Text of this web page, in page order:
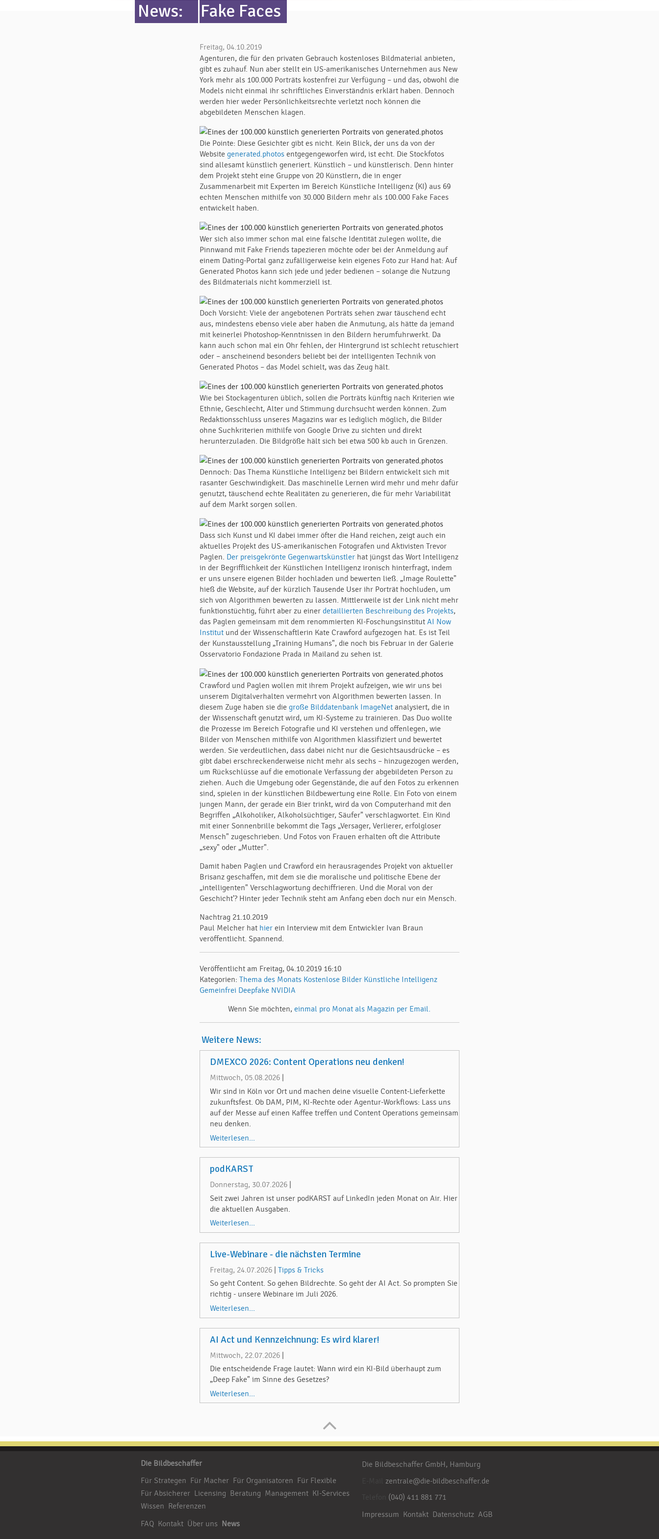
News: Fake Faces
Freitag, 04.10.2019
Agenturen, die für den privaten Gebrauch kostenloses Bildmaterial anbieten,
gibt es zuhauf. Nun aber stellt ein US-amerikanisches Unternehmen aus New
York mehr als 100.000 Porträts kostenfrei zur Verfügung – und das, obwohl die
Models nicht einmal ihr schriftliches Einverständnis erklärt haben. Dennoch
werden hier weder Persönlichkeitsrechte verletzt noch können die
abgebildeten Menschen klagen.
Die Pointe: Diese Gesichter gibt es nicht. Kein Blick, der uns da von der
Websitegenerated.photos entgegengeworfen wird, ist echt. Die Stockfotos
sind allesamt künstlich generiert. Künstlich – und künstlerisch. Denn hinter
dem Projekt steht eine Gruppe von 20 Künstlern, die in enger
Zusammenarbeit mit Experten im Bereich Künstliche Intelligenz (KI) aus 69
echten Menschen mithilfe von 30.000 Bildern mehr als 100.000 Fake Faces
entwickelt haben.
Wer sich also immer schon mal eine falsche Identität zulegen wollte, die
Pinnwand mit Fake Friends tapezieren möchte oder bei der Anmeldung auf
einem Dating-Portal ganz zufälligerweise kein eigenes Foto zur Hand hat: Auf
Generated Photos kann sich jede und jeder bedienen – solange die Nutzung
des Bildmaterials nicht kommerziell ist.
Doch Vorsicht: Viele der angebotenen Porträts sehen zwar täuschend echt
aus, mindestens ebenso viele aber haben die Anmutung, als hätte da jemand
mit keinerlei Photoshop-Kenntnissen in den Bildern herumfuhrwerkt. Da
kann auch schon mal ein Ohr fehlen, der Hintergrund ist schlecht retuschiert
oder – anscheinend besonders beliebt bei der intelligenten Technik von
Generated Photos – das Model schielt, was das Zeug hält.
Wie bei Stockagenturen üblich, sollen die Porträts künftig nach Kriterien wie
Ethnie, Geschlecht, Alter und Stimmung durchsucht werden können. Zum
Redaktionsschluss unseres Magazins war es lediglich möglich, die Bilder
ohne Suchkriterien mithilfe von Google Drive zu sichten und direkt
herunterzuladen. Die Bildgröße hält sich bei etwa 500 kb auch in Grenzen.
Dennoch: Das Thema Künstliche Intelligenz bei Bildern entwickelt sich mit
rasanter Geschwindigkeit. Das maschinelle Lernen wird mehr und mehr dafür
genutzt, täuschend echte Realitäten zu generieren, die für mehr Variabilität
auf dem Markt sorgen sollen.
Dass sich Kunst und KI dabei immer öfter die Hand reichen, zeigt auch ein
aktuelles Projekt des US-amerikanischen Fotografen und Aktivisten Trevor
Paglen. Der preisgekrönte Gegenwartskünstler hat jüngst das Wort Intelligenz
in der Begrifflichkeit der Künstlichen Intelligenz ironisch hinterfragt, indem
er uns unsere eigenen Bilder hochladen und bewerten ließ. „Image Roulette"
hieß die Website, auf der kürzlich Tausende User ihr Porträt hochluden, um
sich von Algorithmen bewerten zu lassen. Mittlerweile ist der Link nicht mehr
funktionstüchtig, führt aber zu einerdetaillierten Beschreibung des Projekts,
das Paglen gemeinsam mit dem renommierten KI-FoschungsinstitutAI Now
Institut und der Wissenschaftlerin Kate Crawford aufgezogen hat. Es ist Teil
der Kunstausstellung „Training Humans", die noch bis Februar in der Galerie
Osservatorio Fondazione Prada in Mailand zu sehen ist.
Crawford und Paglen wollen mit ihrem Projekt aufzeigen, wie wir uns bei
unserem Digitalverhalten vermehrt von Algorithmen bewerten lassen. In
diesem Zuge haben sie die große Bilddatenbank ImageNetanalysiert, die in
der Wissenschaft genutzt wird, um KI-Systeme zu trainieren. Das Duo wollte
die Prozesse im Bereich Fotografie und KI verstehen und offenlegen, wie
Bilder von Menschen mithilfe von Algorithmen klassifiziert und bewertet
werden. Sie verdeutlichen, dass dabei nicht nur die Gesichtsausdrücke – es
gibt dabei erschreckenderweise nicht mehr als sechs – hinzugezogen werden,
um Rückschlüsse auf die emotionale Verfassung der abgebildeten Person zu
ziehen. Auch die Umgebung oder Gegenstände, die auf den Fotos zu erkennen
sind, spielen in der künstlichen Bildbewertung eine Rolle. Ein Foto von einem
jungen Mann, der gerade ein Bier trinkt, wird da von Computerhand mit den
Begriffen „Alkoholiker, Alkoholsüchtiger, Säufer" verschlagwortet. Ein Kind
mit einer Sonnenbrille bekommt die Tags „Versager, Verlierer, erfolgloser
Mensch" zugeschrieben. Und Fotos von Frauen erhalten oft die Attribute
„sexy" oder „Mutter".
Damit haben Paglen und Crawford ein herausragendes Projekt von aktueller
Brisanz geschaffen, mit dem sie die moralische und politische Ebene der
„intelligenten" Verschlagwortung dechiffrieren. Und die Moral von der
Geschicht'? Hinter jeder Technik steht am Anfang eben doch nur ein Mensch.
Nachtrag 21.10.2019
Paul Melcher hat hierein Interview mit dem Entwickler Ivan Braun
veröffentlicht. Spannend.
Veröffentlicht am Freitag, 04.10.2019 16:10
Kategorien:Thema des Monats Kostenlose Bilder Künstliche Intelligenz
Gemeinfrei Deepfake NVIDIA
Wenn Sie möchten,einmal pro Monat als Magazin per Email.
Weitere News:
DMEXCO 2026: Content Operations neu denken!
Mittwoch, 05.08.2026
Wir sind in Köln vor Ort und machen deine visuelle Content-Lieferkette
zukunftsfest. Ob DAM, PIM, KI-Rechte oder Agentur-Workflows: Lass uns
auf der Messe auf einen Kaffee treffen und Content Operations gemeinsam
neu denken.
Weiterlesen...
podKARST
Donnerstag, 30.07.2026
Seit zwei Jahren ist unser podKARST auf LinkedIn jeden Monat on Air. Hier
die aktuellen Ausgaben.
Weiterlesen...
Live-Webinare - die nächsten Termine
Freitag, 24.07.2026 |Tipps & Tricks
So geht Content. So gehen Bildrechte. So geht der AI Act. So prompten Sie
richtig - unsere Webinare im Juli 2026.
Weiterlesen...
AI Act und Kennzeichnung: Es wird klarer!
Mittwoch, 22.07.2026
Die entscheidende Frage lautet: Wann wird ein KI-Bild überhaupt zum
„Deep Fake" im Sinne des Gesetzes?
Weiterlesen...
Die Bildbeschaffer
Für Strategen
Für Macher Für Organisatoren
Für Flexible
Für Absicherer Licensing Beratung Management KI-Services
Wissen Referenzen
FAQ Kontakt Über uns News
Die Bildbeschaffer GmbH, Hamburg
zentrale@die-bildbeschaffer.de
(040) 411 881 771
Impressum Kontakt Datenschutz AGB